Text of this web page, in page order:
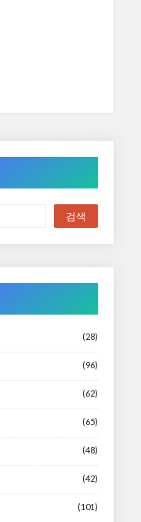
(28)
(96)
(62)
(65)
(48)
(42)
(101)